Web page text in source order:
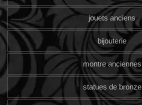
jouets anciens
bijouterie
montre anciennes
statues de bronze